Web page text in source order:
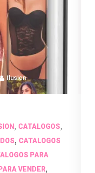
Ilusion
, CATALOGOS,
, CATALOGOS
PARA
VENDER,